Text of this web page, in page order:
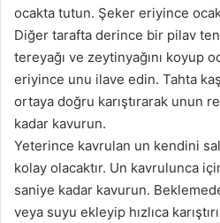
ocakta tutun. Şeker eriyince
Diğer tarafta derince bir pilav
tereyağı ve zeytinyağını koyup
eriyince unu ilave edin. Tahta
ortaya doğru karıştırarak unun
kadar kavurun.
Yeterince kavrulan un kendini
kolay olacaktır. Un kavrulunca
saniye kadar kavurun.
veya suyu ekleyip hızlıca